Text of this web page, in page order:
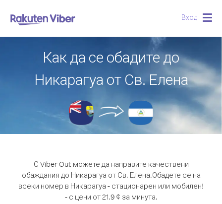
Вход
Как да се обадите до
Никарагуа от Св. Елена
С Viber Out можете да направите качествени
обаждания до Никарагуа от Св. Елена.Обадете се на
всеки номер в Никарагуа - стационарен или мобилен!
- с цени от 21.9 ¢ за минута.